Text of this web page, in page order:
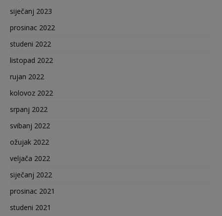
siječanj 2023
prosinac 2022
studeni 2022
listopad 2022
rujan 2022
kolovoz 2022
srpanj 2022
svibanj 2022
ožujak 2022
veljača 2022
siječanj 2022
prosinac 2021
studeni 2021